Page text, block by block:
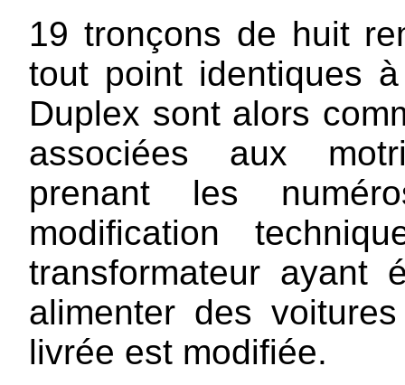
19 tronçons de huit
tout point identiques
Duplex sont alors
associées aux
prenant les
modification
transformateur ayant
alimenter des
livrée est modifiée.